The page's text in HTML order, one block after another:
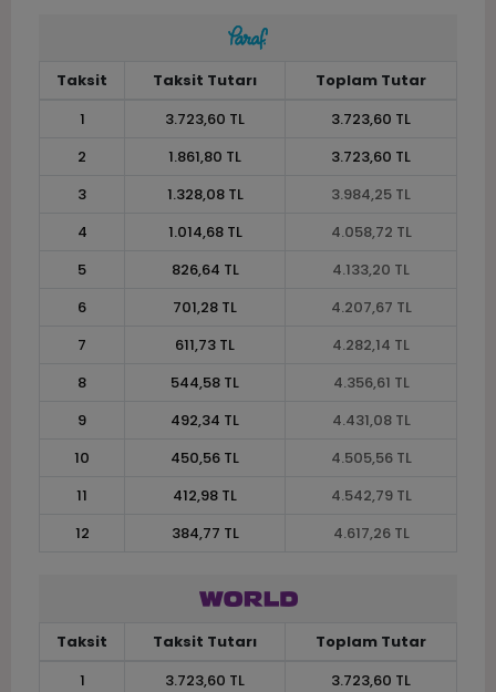
Taksit Taksit Tutarı
Toplam Tutar
1
3.723,60 TL
3.723,60 TL
2
1.861,80 TL
3.723,60 TL
3
1.328,08 TL
3.984,25 TL
4
1.014,68 TL
4.058,72 TL
5
826,64 TL
4.133,20 TL
6
701,28 TL
4.207,67 TL
7
611,73 TL
4.282,14 TL
8
544,58 TL
4.356,61 TL
9
492,34 TL
4.431,08 TL
10
450,56 TL
4.505,56 TL
11
412,98 TL
4.542,79 TL
12
384,77 TL 4.617,26 TL
Taksit Taksit Tutarı
Toplam Tutar
1
3.723,60 TL
3.723,60 TL